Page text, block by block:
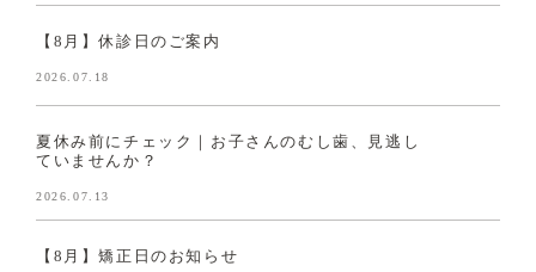
【8月】休診日のご案内
2026.07.18
夏休み前にチェック｜お子さんのむし歯、見逃し
ていませんか？
2026.07.13
【8月】矯正日のお知らせ